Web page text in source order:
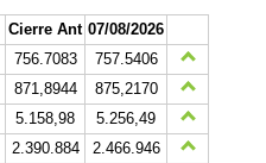
Cierre Ant 07/08/2026
756.7083
757.5406
871,8944
875,2170
5.158,98
5.256,49
2.390.884
2.466.946